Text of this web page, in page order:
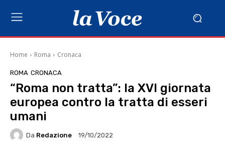
Home Roma Cronaca
ROMA CRONACA
“Roma non tratta”: la XVI giornata
europea contro la tratta di esseri
umani
Da Redazione 19/10/2022